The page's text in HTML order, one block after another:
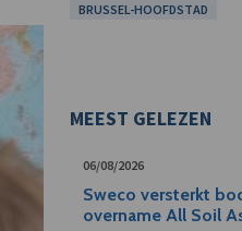
BRUSSEL-HOOFDSTAD
MEEST GELEZEN
06/08/2026
Sweco versterkt
overname All Soil